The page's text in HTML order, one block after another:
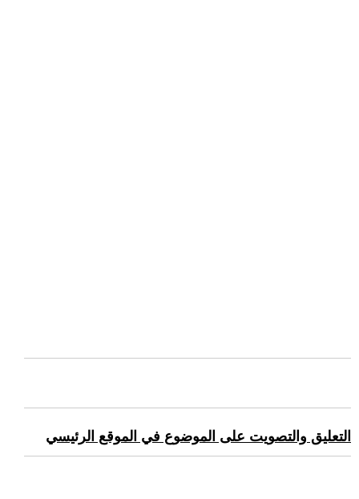
التعليق والتصويت على الموضوع في الموقع الرئيسي